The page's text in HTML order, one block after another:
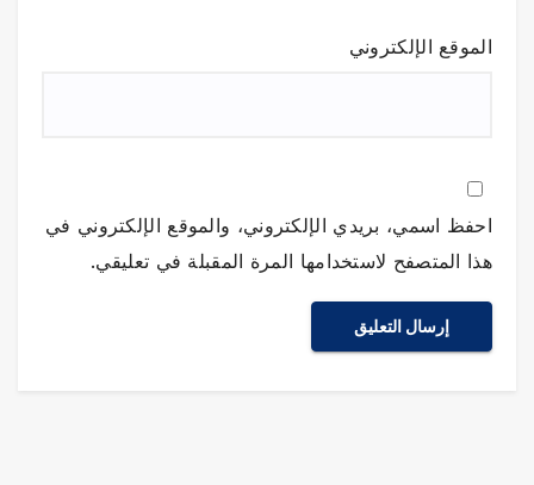
الموقع الإلكتروني
احفظ اسمي، بريدي الإلكتروني، والموقع الإلكتروني في
هذا المتصفح لاستخدامها المرة المقبلة في تعليقي.